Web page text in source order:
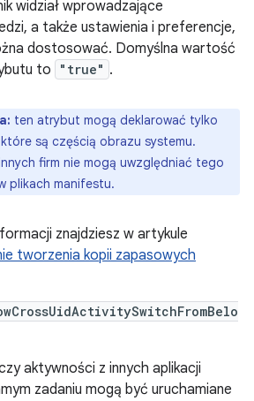
widział wprowadzające
a także ustawienia i preferencje,
dostosować. Domyślna wartość
to
"true" .
ten atrybut mogą deklarować tylko
są częścią obrazu systemu.
firm nie mogą uwzględniać tego
plikach manifestu.
znajdziesz w artykule
tworzenia kopii zapasowych
aktywności z innych aplikacji
zadaniu mogą być uruchamiane